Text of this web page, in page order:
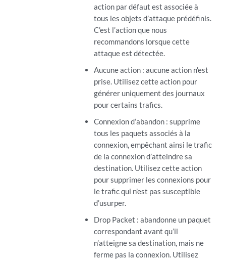
action par défaut est associée à
tous les objets d’attaque prédéfinis.
C’est l’action que nous
recommandons lorsque cette
attaque est détectée.
Aucune action : aucune action n’est
prise. Utilisez cette action pour
générer uniquement des journaux
pour certains trafics.
Connexion d’abandon : supprime
tous les paquets associés à la
connexion, empêchant ainsi le trafic
de la connexion d’atteindre sa
destination. Utilisez cette action
pour supprimer les connexions pour
le trafic qui n’est pas susceptible
d’usurper.
Drop Packet : abandonne un paquet
correspondant avant qu’il
n’atteigne sa destination, mais ne
ferme pas la connexion. Utilisez